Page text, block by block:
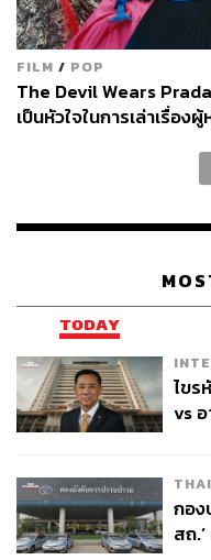
FILM / POP
The Devil Wears
เป็นหัวใจในการเล่าเรื่อ
TODAY
ไขร
vs
กอง
สถ